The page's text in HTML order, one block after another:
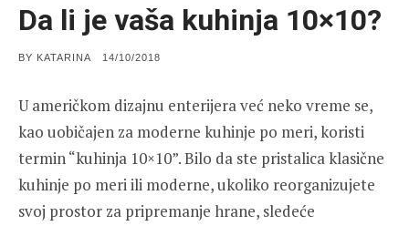
Da li je vaša kuhinja 10×10?
BY KATARINA
POSTED
14/10/2018
U američkom dizajnu enterijera već neko vreme se,
kao uobičajen za moderne kuhinje po meri, koristi
termin “kuhinja 10×10”. Bilo da ste pristalica klasične
kuhinje po meri ili moderne, ukoliko reorganizujete
svoj prostor za pripremanje hrane, sledeće